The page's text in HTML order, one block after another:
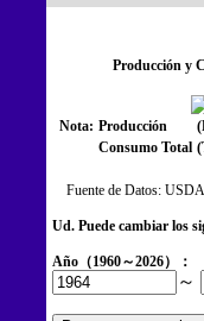
Producción y
Nota: Producción
Consumo Total
Fuente de Datos:
Ud. Puede cambiar los
Año（1960～2026）：
～